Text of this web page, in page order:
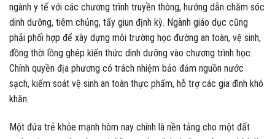
ngành y tế với các chương trình truyền thông, hướng dẫn chăm sóc
dinh dưỡng, tiêm chủng, tẩy giun định kỳ. Ngành giáo dục cũng
phải phối hợp để xây dựng môi trường học đường an toàn, vệ sinh,
đồng thời lồng ghép kiến thức dinh dưỡng vào chương trình học.
Chính quyền địa phương có trách nhiệm bảo đảm nguồn nước
sạch, kiểm soát vệ sinh an toàn thực phẩm, hỗ trợ các gia đình khó
khăn.
Một đứa trẻ khỏe mạnh hôm nay chính là nền tảng cho một đất